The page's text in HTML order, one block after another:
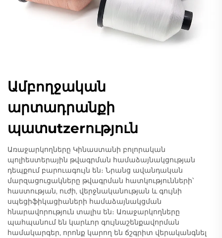
Ամբողջական
արտադրանքի
պատutzerություն
Առաջարկողները Կինաստանի բոլորական
պոլիեստերային թվագրման համաձայնակցության
դեպքում բարուագույն են։ Նրանց ավանդական
մարզացուցակները թվագրման հատկությունների՝
հաստության, ուժի, վերջնականության և գույնի
սպեցիֆիկացիաների համաձայնակցման
հնարավորություն տալիս են։ Առաջարկողները
պահպանում են կարևոր գույնաշենքավորման
համակարգեր, որոնք կարող են ճշգրիտ վերականգնել